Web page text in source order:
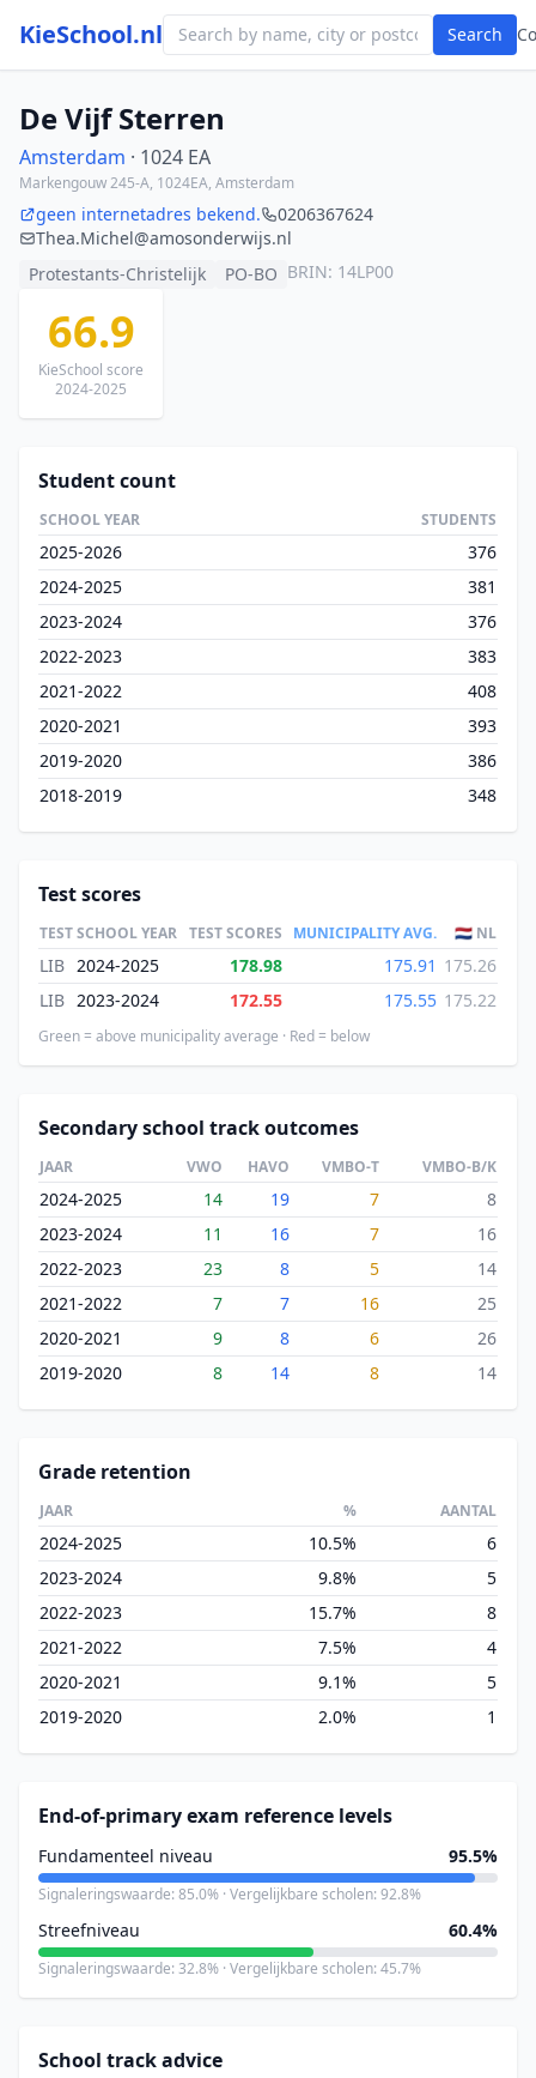
KieSchool.nl Search
De Vijf Sterren
Amsterdam · 1024 EA
Markengouw 245-A, 1024EA, Amsterdam
geen internetadres bekend.
0206367624
Thea.Michel@amosonderwijs.nl
Protestants-Christelijk
PO-BO BRIN: 14LP00
66.9
KieSchool score
2024-2025
Student count
SCHOOL YEAR STUDENTS
2025-2026
376
2024-2025
381
2023-2024
376
2022-2023
383
2021-2022
408
2020-2021
393
2019-2020
386
2018-2019
348
Test scores
TESTSCHOOL YEAR TEST SCORES MUNICIPALITY AVG. 🇳🇱 NL
LIB 2024-2025 178.98 175.91 175.26
LIB 2023-2024 172.55 175.55 175.22
Green = above municipality average · Red = below
Secondary school track outcomes
JAAR VWO HAVO VMBO-T VMBO-B/K
2024-2025 14 19 7
8
2023-2024
11 16 7
16
2022-2023
23 8 5
14
2021-2022
7 7 16
25
2020-2021
9 8 6
26
2019-2020
8 14 8 14
Grade retention
JAAR % AANTAL
2024-2025 10.5%
6
2023-2024
9.8%
5
2022-2023
15.7%
8
2021-2022
7.5%
4
2020-2021
9.1%
5
2019-2020
2.0% 1
End-of-primary exam reference levels
Fundamenteel niveau 95.5%
Signaleringswaarde: 85.0% · Vergelijkbare scholen: 92.8%
Streefniveau 60.4%
Signaleringswaarde: 32.8% · Vergelijkbare scholen: 45.7%
School track advice